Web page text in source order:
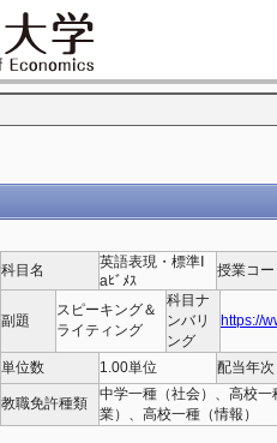
科目名
英語表現・標準Ⅰ
aﾋﾞﾒｽ
授業コ
副題
スピーキング＆
ライティング
科目ナ
ンバリ
ング
https://
単位数 1.00単位 配当年次
教職免許種類
中学一種（社会）、高校
業）、高校一種（情報）